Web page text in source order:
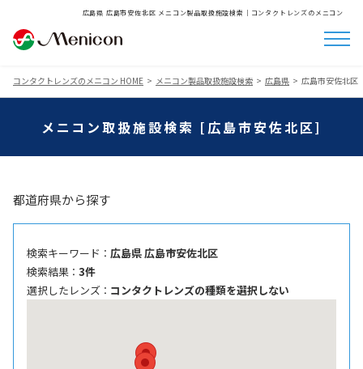
広島県 広島市安佐北区 メニコン製品取扱施設検索│コンタクトレンズのメニコン
コンタクトレンズのメニコン HOME メニコン製品取扱施設検索 広島県 広島市安佐北区
メニコン取扱施設検索 [広島市安佐北区]
都道府県から探す
検索キーワード ： 広島県 広島市安佐北区
検索結果 ： 3件
選択したレンズ ： コンタクトレンズの種類を選択しない